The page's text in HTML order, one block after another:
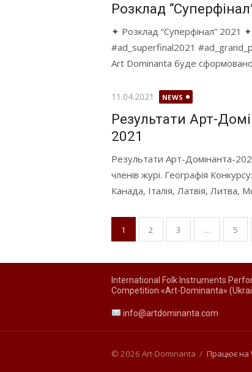
Розклад
✦ Розклад “Суперфінал” 2021
#ad_superfinal2021
Art Dominanta буде сформовано
Оприлюднено
11.04.2021 NEWS
Результати Арт-
2021
Результати Арт-Домінанта-
членів журі. Географія
Канада, Італія, Латвія, Литва,
Пагінація
записів
1 2 3 … 5
International Folk Instruments
Competition «Art-Dominanta»
info@artdominanta.com
© 2026 Art-Dominanta / Працює на